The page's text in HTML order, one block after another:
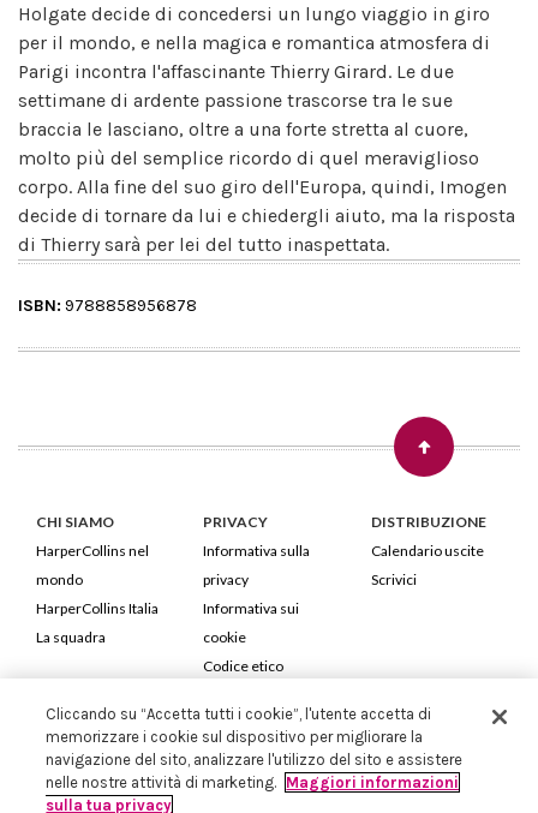
Holgate decide di concedersi un lungo viaggio in giro
per il mondo, e nella magica e romantica atmosfera di
Parigi incontra l'affascinante Thierry Girard. Le due
settimane di ardente passione trascorse tra le sue
braccia le lasciano, oltre a una forte stretta al cuore,
molto più del semplice ricordo di quel meraviglioso
corpo. Alla fine del suo giro dell'Europa, quindi, Imogen
decide di tornare da lui e chiedergli aiuto, ma la risposta
di Thierry sarà per lei del tutto inaspettata.
ISBN: 9788858956878
CHI SIAMO
HarperCollins nel
mondo
HarperCollins Italia
La squadra
PRIVACY
Informativa sulla
privacy
Informativa sui
cookie
Codice etico
DISTRIBUZIONE
Calendario uscite
Scrivici
HarperCollins Italia S.p.A. Viale Monte Nero, 84 - 20135 Milano
Cod. Fiscale e P.IVA 05946780151 - Capitale Sociale 258.250 €
Iscritta in Milano al Registro delle imprese nr.198004 e REA nr.1051898
Cliccando su “Accetta tutti i cookie”, l'utente accetta di
memorizzare i cookie sul dispositivo per migliorare la
navigazione del sito, analizzare l'utilizzo del sito e assistere
nelle nostre attività di marketing. Maggiori informazioni
sulla tua privacy